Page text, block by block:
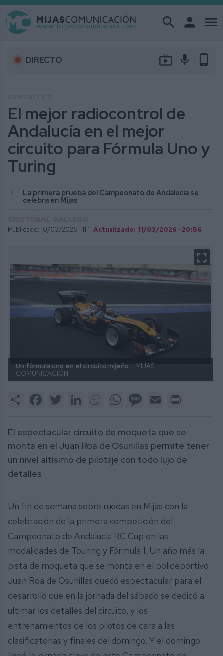
search person menu
DIRECTO live_tv mic phone_android
El mejor radiocontrol de
Andalucía en el mejor
circuito para Fórmula Uno y
Turing
La primera prueba del Campeonato de Andalucía se
celebra en Mijas
Publicado: 10/03/2026 · 11:11 Actualizado: 11/03/2026 · 20:56
Un fórmula uno en el circuito mijeño.
MIJAS
COMUNICACIÓN.
Share FacebookTwitter LinkedInMeneameWhatsAppMessage
Email
El espectacular circuito de moqueta que se
monta en el Juan Roa de Osunillas permite tener
un nivel altísimo de pilotaje con todo lujo de
detalles
Un fin de semana sobre ruedas en Mijas con la
celebración de la primera competición del
Campeonato de Andalucía RC Cup en las
modalidades de Touring y Fórmula 1. Un año más la
pista de moqueta que se monta en el polideportivo
Juan Roa de Osunillas quedó espectacular para el
desarrollo que en la jornada del sábado se dedicó a
ultimar los detalles del circuito, y los
entrenamientos de los pilotos de cara a las
clasificatorias y finales del domingo. Y el domingo